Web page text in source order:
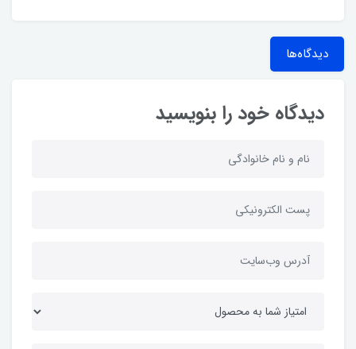
دیدگاه‌ها
دیدگاه خود را بنویسید